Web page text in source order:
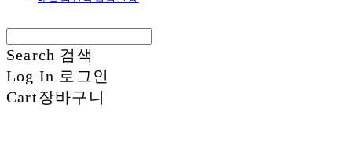
Search 검색
Log In 로그인
Cart장바구니